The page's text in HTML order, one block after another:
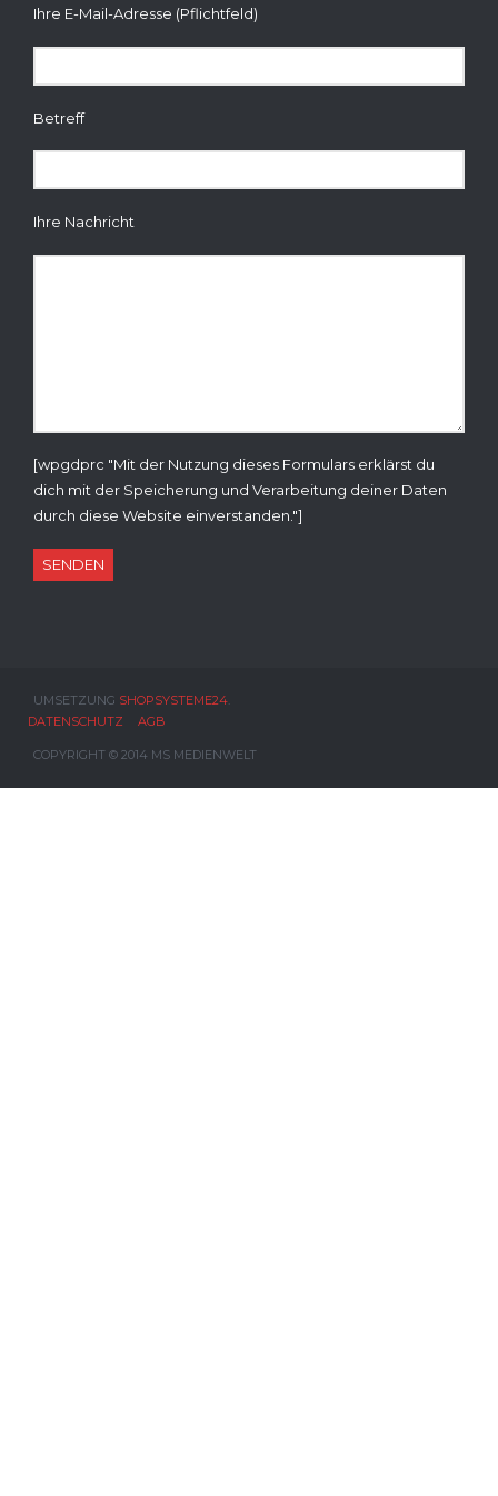
Ihre E-Mail-Adresse (Pflichtfeld)
Betreff
Ihre Nachricht
[wpgdprc "Mit der Nutzung dieses Formulars erklärst du
dich mit der Speicherung und Verarbeitung deiner Daten
durch diese Website einverstanden."]
UMSETZUNG SHOPSYSTEME24
DATENSCHUTZ
AGB
COPYRIGHT © 2014 MS MEDIENWELT